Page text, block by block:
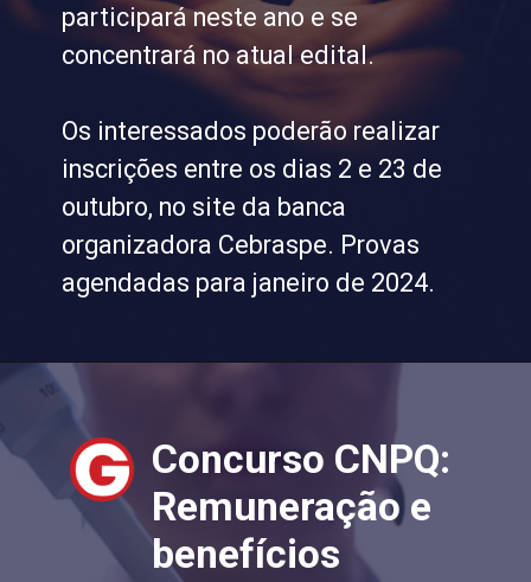
participará neste ano e se
concentrará no atual edital.
Os interessados poderão realizar
inscrições entre os dias 2 e 23 de
outubro, no site da banca
organizadora Cebraspe. Provas
agendadas para janeiro de 2024.
Concurso CNPQ:
Remuneração e
benefícios